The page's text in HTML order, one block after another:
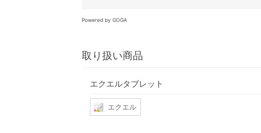
Powered by GOGA
取り扱い商品
エクエルタブレット
エクエル